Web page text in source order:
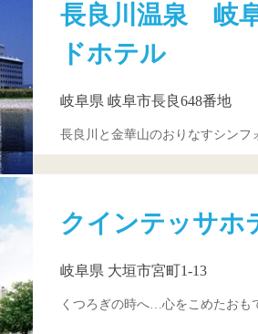
長良川温泉 岐
ドホテル
岐阜県 岐阜市長良648番地
長良川と金華山のおりなすシン
クインテッサホ
岐阜県 大垣市宮町1-13
くつろぎの時へ…心をこめたお